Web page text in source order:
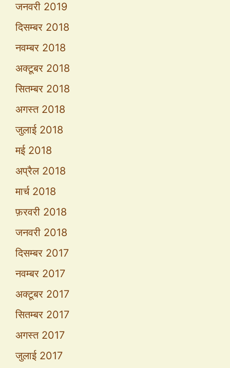
जनवरी 2019
दिसम्बर 2018
नवम्बर 2018
अक्टूबर 2018
सितम्बर 2018
अगस्त 2018
जुलाई 2018
मई 2018
अप्रैल 2018
मार्च 2018
फ़रवरी 2018
जनवरी 2018
दिसम्बर 2017
नवम्बर 2017
अक्टूबर 2017
सितम्बर 2017
अगस्त 2017
जुलाई 2017